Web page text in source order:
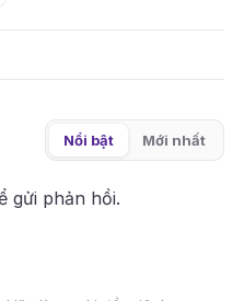
Nổi bật Mới nhất
gửi phản hồi.